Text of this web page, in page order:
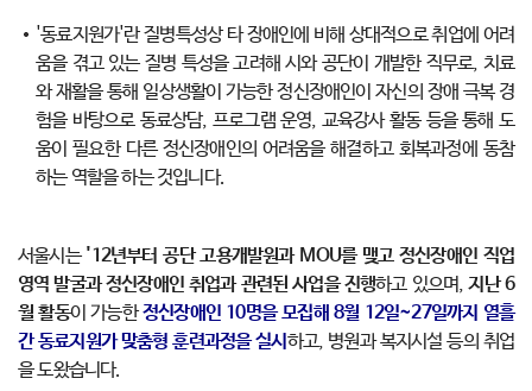
'동료지원가'란 질병특성상 타 장애인에 비해 상대적으로 취업에 어려
움을 겪고 있는 질병 특성을 고려해 시와 공단이 개발한 직무로, 치료
와 재활을 통해 일상생활이 가능한 정신장애인이 자신의 장애 극복 경
험을 바탕으로 동료상담, 프로그램 운영, 교육강사 활동 등을 통해 도
움이 필요한 다른 정신장애인의 어려움을 해결하고 회복과정에 동참
하는 역할을 하는 것입니다.
서울시는'12년부터 공단 고용개발원과 MOU를 맺고 정신장애인 직업
영역 발굴과 정신장애인 취업과 관련된 사업을 진행하고 있으며,지난 6
월 활동이 가능한정신장애인 10명을 모집해 8월 12일~27일까지 열흘
간 동료지원가 맞춤형 훈련과정을 실시 하고, 병원과 복지시설 등의 취업
을 도왔습니다.